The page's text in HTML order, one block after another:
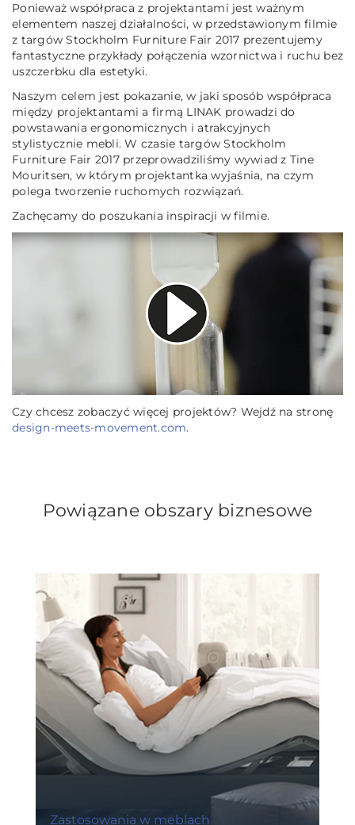
Ponieważ współpraca z projektantami jest ważnym
elementem naszej działalności, w przedstawionym filmie
z targów Stockholm Furniture Fair 2017 prezentujemy
fantastyczne przykłady połączenia wzornictwa i ruchu bez
uszczerbku dla estetyki.
Naszym celem jest pokazanie, w jaki sposób współpraca
między projektantami a firmą LINAK prowadzi do
powstawania ergonomicznych i atrakcyjnych
stylistycznie mebli. W czasie targów Stockholm
Furniture Fair 2017 przeprowadziliśmy wywiad z Tine
Mouritsen, w którym projektantka wyjaśnia, na czym
polega tworzenie ruchomych rozwiązań.
Zachęcamy do poszukania inspiracji w filmie.
Czy chcesz zobaczyć więcej projektów? Wejdź na stronę
design-meets-movement.com.
Powiązane obszary biznesowe
Zastosowania w meblach